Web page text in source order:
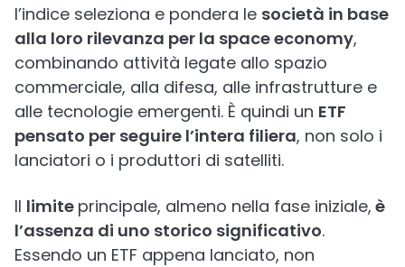
l’indice seleziona e pondera le società in base
alla loro rilevanza per la space economy,
combinando attività legate allo spazio
commerciale, alla difesa, alle infrastrutture e
alle tecnologie emergenti. È quindi un ETF
pensato per seguire l’intera filiera, non solo i
lanciatori o i produttori di satelliti.
Il limite principale, almeno nella fase iniziale, è
l’assenza di uno storico significativo.
Essendo un ETF appena lanciato, non